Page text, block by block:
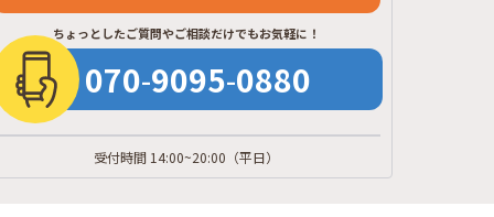
ちょっとしたご質問やご相談だけでもお気軽に！
070-9095-0880
受付時間 14:00~20:00 （平日）